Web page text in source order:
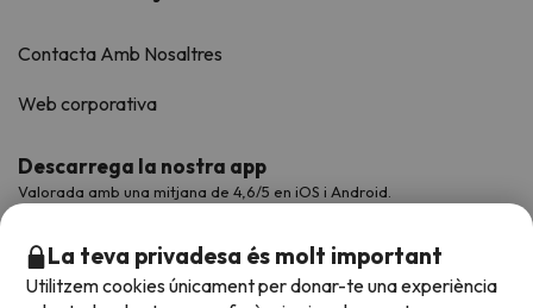
Contacta Amb Nosaltres
Web corporativa
Descarrega la nostra app
Valorada amb una mitjana de 4,6/5 en iOS i Android.
La teva privadesa és molt important
Utilitzem cookies únicament per donar-te una experiència